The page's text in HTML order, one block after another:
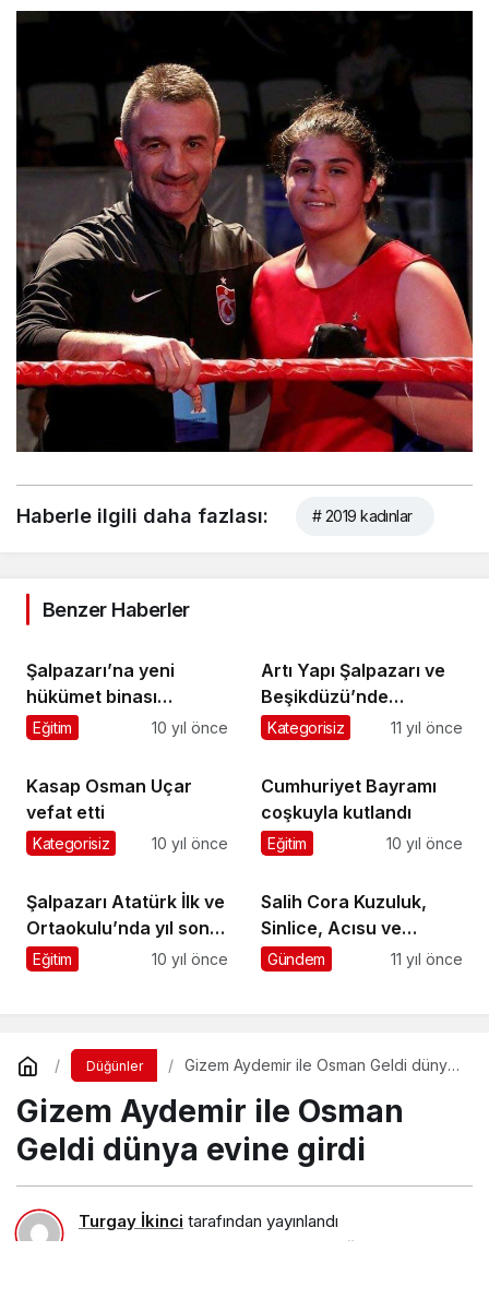
Haberle ilgili daha fazlası: # 2019 kadınlar
Benzer Haberler
Şalpazarı’na yeni
hükümet binası
yapılacak
Eğitim 10 yıl önce
Artı Yapı Şalpazarı ve
Beşikdüzü’nde
hizmetinizde…
Kategorisiz 11 yıl önce
Kasap Osman Uçar
vefat etti
Kategorisiz 10 yıl önce
Cumhuriyet Bayramı
coşkuyla kutlandı
Eğitim 10 yıl önce
Şalpazarı Atatürk İlk ve
Ortaokulu’nda yıl sonu
programı düzenlendi
Eğitim 10 yıl önce
Salih Cora Kuzuluk,
Sinlice, Acısu ve
Geyikli’de konuştu:
Gündem 11 yıl önce
Düğünler
Gizem Aydemir ile Osman Geldi dünya
Gizem Aydemir ile Osman
Geldi dünya evine girdi
Turgay İkinci tarafından yayınlandı
23 Ağustos 2018,